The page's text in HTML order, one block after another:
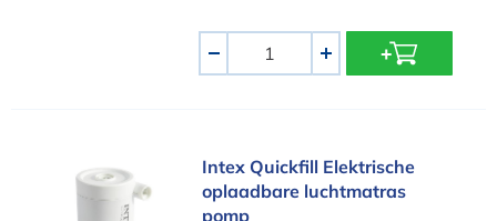
+
Intex Quickfill Elektrische oplaadbare
Intex Quickfill Elektrische
oplaadbare luchtmatras
pomp